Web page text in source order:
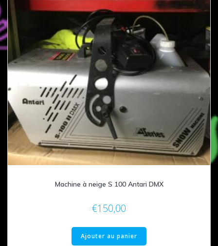
Machine à neige S 100 Antari DMX
€150,00
Ajouter au panier